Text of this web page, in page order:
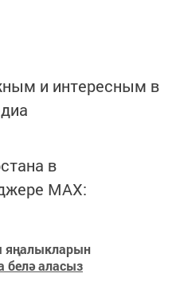
и интересным в
в
MАХ:
яңалыкларын
белә аласыз